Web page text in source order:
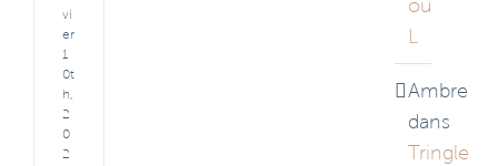
vi
er
1
0t
h,
2
0
2
ou
L
Ambre
dans
Tringle